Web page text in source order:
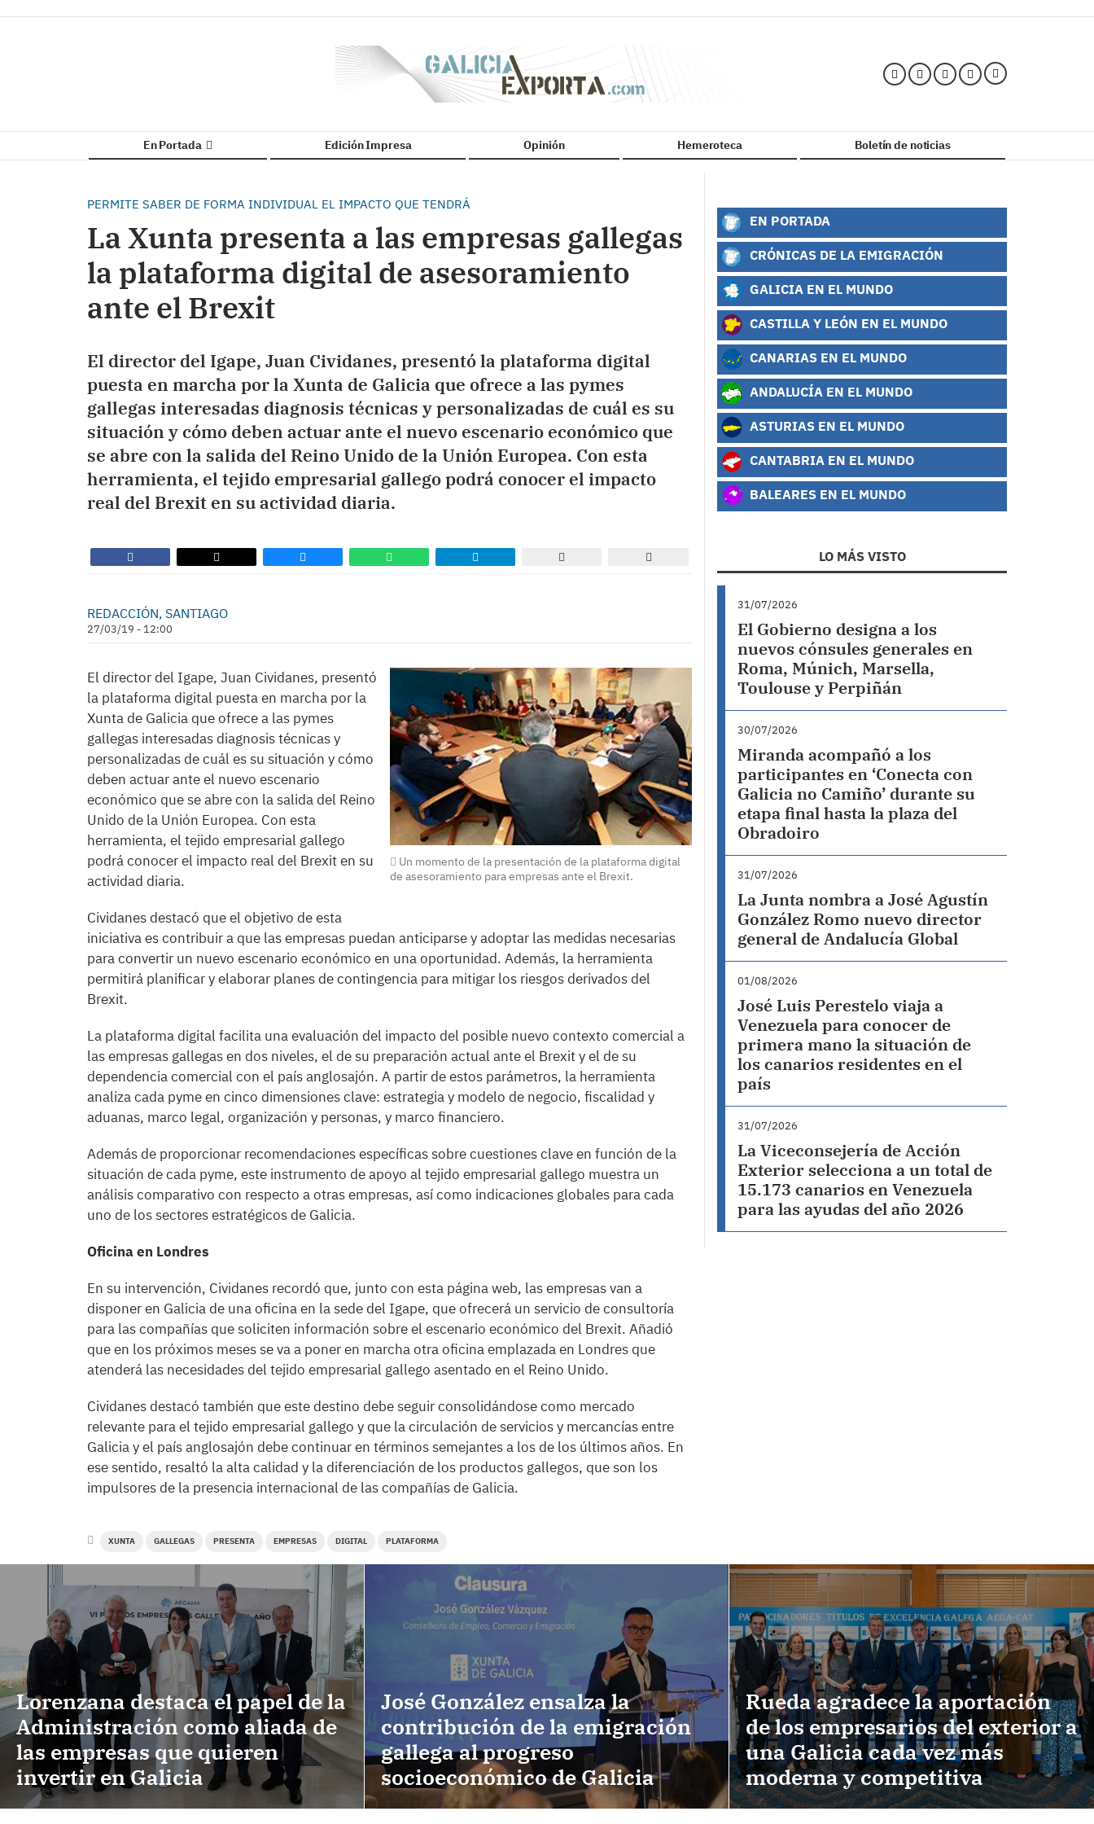
En Portada Edición Impresa Opinión Hemeroteca Boletín de noticias
PERMITE SABER DE FORMA INDIVIDUAL EL IMPACTO QUE TENDRÁ
La Xunta presenta a las empresas gallegas
la plataforma digital de asesoramiento
ante el Brexit
El director del Igape, Juan Cividanes, presentó la plataforma digital
puesta en marcha por la Xunta de Galicia que ofrece a las pymes
gallegas interesadas diagnosis técnicas y personalizadas de cuál es su
situación y cómo deben actuar ante el nuevo escenario económico que
se abre con la salida del Reino Unido de la Unión Europea. Con esta
herramienta, el tejido empresarial gallego podrá conocer el impacto
real del Brexit en su actividad diaria.
REDACCIÓN, SANTIAGO
27/03/19 - 12:00
Un momento de la presentación de la plataforma digital
de asesoramiento para empresas ante el Brexit.
El director del Igape, Juan Cividanes, presentó
la plataforma digital puesta en marcha por la
Xunta de Galicia que ofrece a las pymes
gallegas interesadas diagnosis técnicas y
personalizadas de cuál es su situación y cómo
deben actuar ante el nuevo escenario
económico que se abre con la salida del Reino
Unido de la Unión Europea. Con esta
herramienta, el tejido empresarial gallego
podrá conocer el impacto real del Brexit en su
actividad diaria.
Cividanes destacó que el objetivo de esta
iniciativa es contribuir a que las empresas puedan anticiparse y adoptar las medidas necesarias
para convertir un nuevo escenario económico en una oportunidad. Además, la herramienta
permitirá planificar y elaborar planes de contingencia para mitigar los riesgos derivados del
Brexit.
La plataforma digital facilita una evaluación del impacto del posible nuevo contexto comercial a
las empresas gallegas en dos niveles, el de su preparación actual ante el Brexit y el de su
dependencia comercial con el país anglosajón. A partir de estos parámetros, la herramienta
analiza cada pyme en cinco dimensiones clave: estrategia y modelo de negocio, fiscalidad y
aduanas, marco legal, organización y personas, y marco financiero.
Además de proporcionar recomendaciones específicas sobre cuestiones clave en función de la
situación de cada pyme, este instrumento de apoyo al tejido empresarial gallego muestra un
análisis comparativo con respecto a otras empresas, así como indicaciones globales para cada
uno de los sectores estratégicos de Galicia.
Oficina en Londres
En su intervención, Cividanes recordó que, junto con esta página web, las empresas van a
disponer en Galicia de una oficina en la sede del Igape, que ofrecerá un servicio de consultoría
para las compañías que soliciten información sobre el escenario económico del Brexit. Añadió
que en los próximos meses se va a poner en marcha otra oficina emplazada en Londres que
atenderá las necesidades del tejido empresarial gallego asentado en el Reino Unido.
Cividanes destacó también que este destino debe seguir consolidándose como mercado
relevante para el tejido empresarial gallego y que la circulación de servicios y mercancías entre
Galicia y el país anglosajón debe continuar en términos semejantes a los de los últimos años. En
ese sentido, resaltó la alta calidad y la diferenciación de los productos gallegos, que son los
impulsores de la presencia internacional de las compañías de Galicia.
XUNTA GALLEGAS PRESENTA EMPRESAS DIGITAL PLATAFORMA
EN PORTADA
CRÓNICAS DE LA EMIGRACIÓN
GALICIA EN EL MUNDO
CASTILLA Y LEÓN EN EL MUNDO
CANARIAS EN EL MUNDO
ANDALUCÍA EN EL MUNDO
ASTURIAS EN EL MUNDO
CANTABRIA EN EL MUNDO
BALEARES EN EL MUNDO
LO MÁS VISTO
31/07/2026
El Gobierno designa a los
nuevos cónsules generales en
Roma, Múnich, Marsella,
Toulouse y Perpiñán
30/07/2026
Miranda acompañó a los
participantes en ‘Conecta con
Galicia no Camiño’ durante su
etapa final hasta la plaza del
Obradoiro
31/07/2026
La Junta nombra a José Agustín
González Romo nuevo director
general de Andalucía Global
01/08/2026
José Luis Perestelo viaja a
Venezuela para conocer de
primera mano la situación de
los canarios residentes en el
país
31/07/2026
La Viceconsejería de Acción
Exterior selecciona a un total de
15.173 canarios en Venezuela
para las ayudas del año 2026
Lorenzana destaca el papel de la
Administración como aliada de
las empresas que quieren
invertir en Galicia
José González ensalza la
contribución de la emigración
gallega al progreso
socioeconómico de Galicia
Rueda agradece la aportación
de los empresarios del exterior a
una Galicia cada vez más
moderna y competitiva